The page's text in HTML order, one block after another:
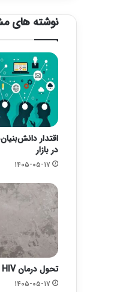
نوشته های
اقتدار
در بازار
۱۴۰۵-۰۵-۱۷
تحول درمان HIV با قرص هفتگی
۱۴۰۵-۰۵-۱۷